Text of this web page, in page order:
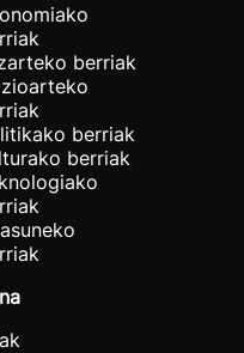
berriak
berriak
berriak